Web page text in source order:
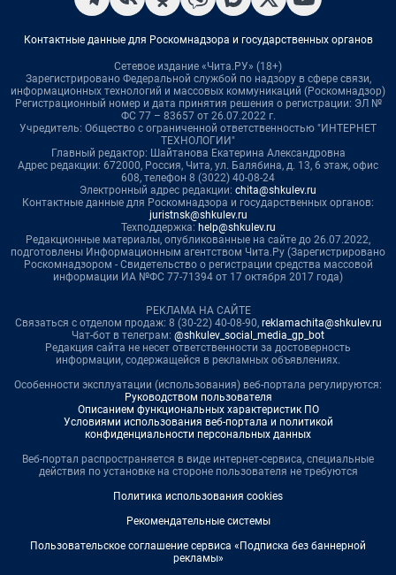
Контактные данные для Роскомнадзора и государственных органов
Сетевое издание «Чита.РУ» (18+)
Зарегистрировано Федеральной службой по надзору в сфере связи,
информационных технологий и массовых коммуникаций (Роскомнадзор)
Регистрационный номер и дата принятия решения о регистрации: ЭЛ №
ФС 77 – 83657 от 26.07.2022 г.
Учредитель: Общество с ограниченной ответственностью "ИНТЕРНЕТ
ТЕХНОЛОГИИ"
Главный редактор: Шайтанова Екатерина Александровна
Адрес редакции: 672000, Россия, Чита, ул. Балябина, д. 13, 6 этаж, офис
608, телефон 8 (3022) 40-08-24
Электронный адрес редакции: chita@shkulev.ru
Контактные данные для Роскомнадзора и государственных органов:
juristnsk@shkulev.ru
Техподдержка: help@shkulev.ru
Редакционные материалы, опубликованные на сайте до 26.07.2022,
подготовлены Информационным агентством Чита.Ру (Зарегистрировано
Роскомнадзором - Свидетельство о регистрации средства массовой
информации ИА №ФС 77-71394 от 17 октября 2017 года)
РЕКЛАМА НА САЙТЕ
Связаться с отделом продаж: 8 (30-22) 40-08-90, reklamachita@shkulev.ru
Чат-бот в телеграм: @shkulev_social_media_gp_bot
Редакция сайта не несет ответственности за достоверность
информации, содержащейся в рекламных объявлениях.
Особенности эксплуатации (использования) веб-портала регулируются:
Руководством пользователя
Описанием функциональных характеристик ПО
Условиями использования веб-портала и политикой
конфиденциальности персональных данных
Веб-портал распространяется в виде интернет-сервиса, специальные
действия по установке на стороне пользователя не требуются
Политика использования cookies
Рекомендательные системы
Пользовательское соглашение сервиса «Подписка без баннерной
рекламы»